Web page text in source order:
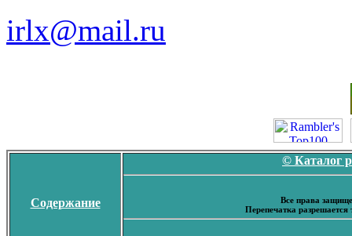
irlx@mail.ru
Содержание
© Каталог
Все права
Перепечатка